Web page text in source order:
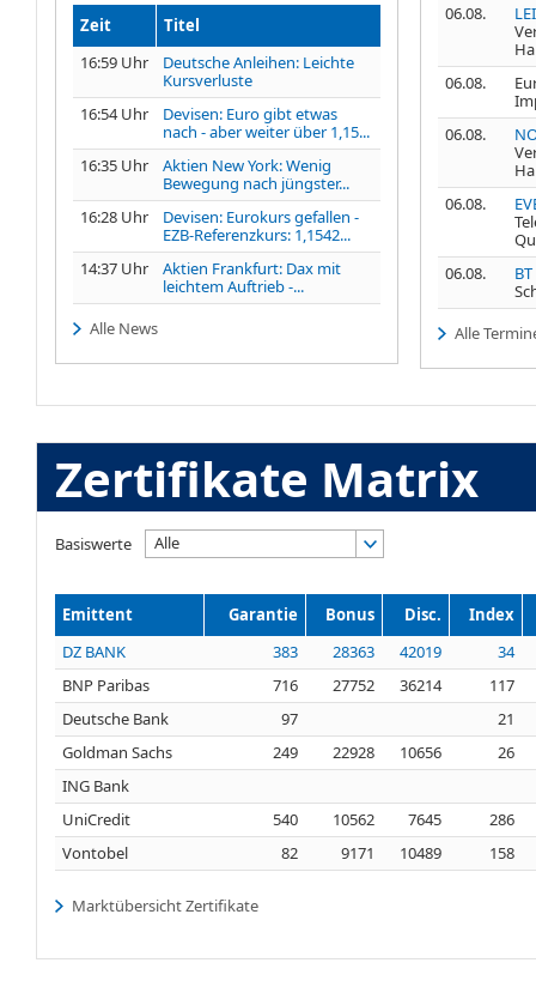
Zeit
Titel
16:59 Uhr
Deutsche Anleihen: Leichte
Kursverluste
16:54 Uhr
Devisen: Euro gibt etwas
nach - aber weiter über 1,15...
16:35 Uhr
Aktien New York: Wenig
Bewegung nach jüngster...
16:28 Uhr
Devisen: Eurokurs gefallen -
EZB-Referenzkurs: 1,1542...
14:37 Uhr
Aktien Frankfurt: Dax mit
leichtem Auftrieb -...
Alle News
06.08.
06.08.
06.08.
06.08.
06.08.
Alle
Zertifikate Matrix
Basiswerte Alle
Emittent Garantie Bonus Disc.
Index
DZ BANK
383 28363 42019
34
BNP Paribas
716 27752 36214
117
Deutsche Bank
97
21
Goldman Sachs
249 22928 10656
26
ING Bank
UniCredit
540 10562 7645
286
Vontobel
82 9171 10489 158
Marktübersicht Zertifikate